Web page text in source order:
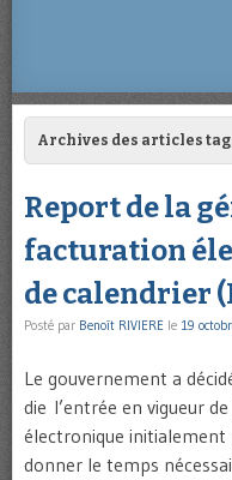
Archives des articles
Report de la
facturation
de calendrier
Posté par Benoît RIVIERE le 19
Le gouvernement a
die l’entrée en vigueur
électronique
donner le temps